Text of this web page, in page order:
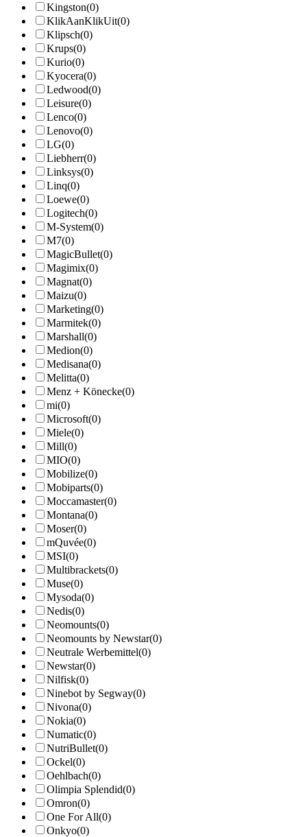
Kingston(0)
KlikAanKlikUit(0)
Klipsch(0)
Krups(0)
Kurio(0)
Kyocera(0)
Ledwood(0)
Leisure(0)
Lenco(0)
Lenovo(0)
LG(0)
Liebherr(0)
Linksys(0)
Linq(0)
Loewe(0)
Logitech(0)
M-System(0)
M7(0)
MagicBullet(0)
Magimix(0)
Magnat(0)
Maizu(0)
Marketing(0)
Marmitek(0)
Marshall(0)
Medion(0)
Medisana(0)
Melitta(0)
Menz + Könecke(0)
mi(0)
Microsoft(0)
Miele(0)
Mill(0)
MIO(0)
Mobilize(0)
Mobiparts(0)
Moccamaster(0)
Montana(0)
Moser(0)
mQuvée(0)
MSI(0)
Multibrackets(0)
Muse(0)
Mysoda(0)
Nedis(0)
Neomounts(0)
Neomounts by Newstar(0)
Neutrale Werbemittel(0)
Newstar(0)
Nilfisk(0)
Ninebot by Segway(0)
Nivona(0)
Nokia(0)
Numatic(0)
NutriBullet(0)
Ockel(0)
Oehlbach(0)
Olimpia Splendid(0)
Omron(0)
One For All(0)
Onkyo(0)